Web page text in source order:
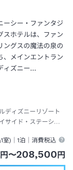
ーシー・ファンタジ
スホテルは、ファン
ングスの魔法の泉の
、メインエントラン
ィズニー…
ディズニーリゾート
サイド・ステーショ
室)｜1泊 ｜消費税込
円〜208,500円